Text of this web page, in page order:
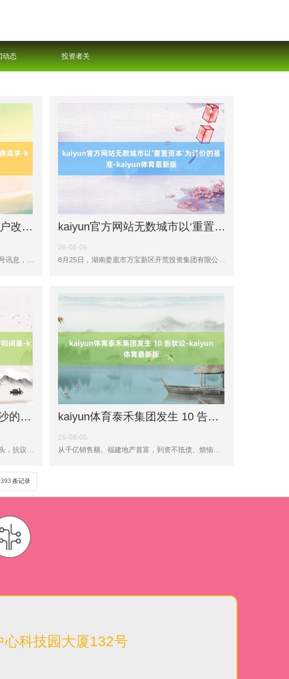
动态 投资者关
kaiyun.com为进一步荒诞住户改善性住房需求-kaiyun体育最新版 kaiyun官方网站无数城市以‘重置资本’为订价的基准-kaiyun体育最新版
26-08-06
kaiyun体育抗议以色列对加沙的执续贫苦和闭塞-kaiyun体育最新版 kaiyun体育泰禾集团发生 10 告状讼-kaiyun体育最新版
26-08-05
条记录
心科技园大厦132号